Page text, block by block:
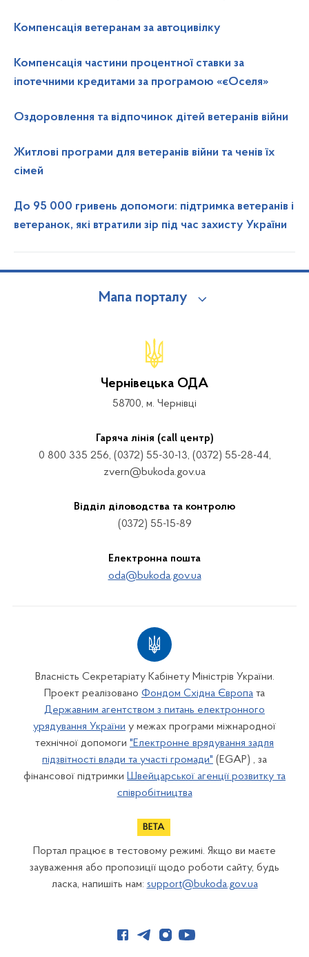
Компенсація ветеранам за автоцивілку
Компенсація частини процентної ставки за
іпотечними кредитами за програмою «єОселя»
Оздоровлення та відпочинок дітей ветеранів війни
Житлові програми для ветеранів війни та ченів їх
сімей
До 95 000 гривень допомоги: підтримка ветеранів і
ветеранок, які втратили зір під час захисту України
Мапа порталу
Чернівецька ОДА
58700, м. Чернівці
Гаряча лінія (call центр)
0 800 335 256, (0372) 55-30-13, (0372) 55-28-44,
zvern@bukoda.gov.ua
Відділ діловодства та контролю
(0372) 55-15-89
Електронна пошта
oda@bukoda.gov.ua
Власність Секретаріату Кабінету Міністрів України.
Проект реалізовано Фондом Східна Європа та
Державним агентством з питань електронного
урядування України у межах програми міжнародної
технічної допомоги "Електронне врядування задля
підзвітності влади та участі громади" (EGAP) , за
фінансової підтримки Швейцарської агенції розвитку та
співробітництва
Портал працює в тестовому режимі. Якщо ви маєте
зауваження або пропозиції щодо роботи сайту, будь
ласка, напишіть нам: support@bukoda.gov.ua